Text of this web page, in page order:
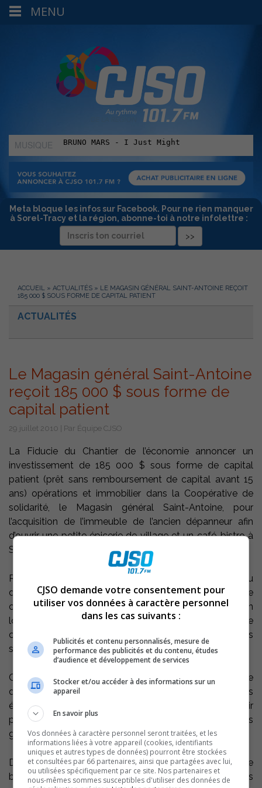
MUSIQUE
:
Meta bloque les infos sur Facebook. Pour ne rien manquer
à Sorel-Tracy et la région, abonne-toi à notre infolettre :
ACCUEIL » ACTUALITÉS » LE MAGASIN GÉNÉRAL SAINT-ANTOINE REÇOIT
185 000 $ SOUS FORME DE CAPITAL PATIENT
ACTUALITÉS
Le Magasin général Saint-Antoine
reçoit 185 000 $ sous forme de
capital patient
29 juillet 2010 | Par Équipe CJSO
La Fiducie du Chantier de l’économie annoncer un
investissement de 185 000 $ sous forme de capital
patient (prêt sans remboursement de capital avant 15
ans) opérations et immobilier dans la Coopérative de
solidarité, le Magasin général Saint-Antoine, pour
l’acquisition de l’immeuble de l’ancien dépanneur afin
d’ouvrir une petite épicerie de village et un café-bistro à
Saint-Antoine-sur-Richelieu.
Rappelons que l’an dernier, à la suite de la fermeture du
dépanneur localisé au centre du village, un groupe de
citoyens s’est mobilisé pour proposer à la population
locale un projet de Magasin général sous forme de
coopérative de solidarité afin de continuer à offrir des
services alimentaires de proximité.
Ce Magasin général offrira non seulement une épicerie
de base favorisant les produits du terroir mais
également un café-bistro, lieu convivial pour réunir
principalement les gens de la place de toutes
générations mais aussi, leurs visiteurs et les touristes.
Différents articles seront offerts tels que des produits de
boulangerie, une gamme de mets préparés, des
MENU
CJSO demande votre consentement pour
utiliser vos données à caractère personnel
dans les cas suivants :
Publicités et contenu personnalisés, mesure de
performance des publicités et du contenu, études
d’audience et développement de services
Stocker et/ou accéder à des informations sur un
appareil
En savoir plus
Vos données à caractère personnel seront traitées, et les
informations liées à votre appareil (cookies, identifiants
uniques et autres types de données) pourront être stockées
et consultées par 66 partenaires, ainsi que partagées avec lui,
ou utilisées spécifiquement par ce site. Nos partenaires et
nous-mêmes sommes susceptibles d'utiliser des données de